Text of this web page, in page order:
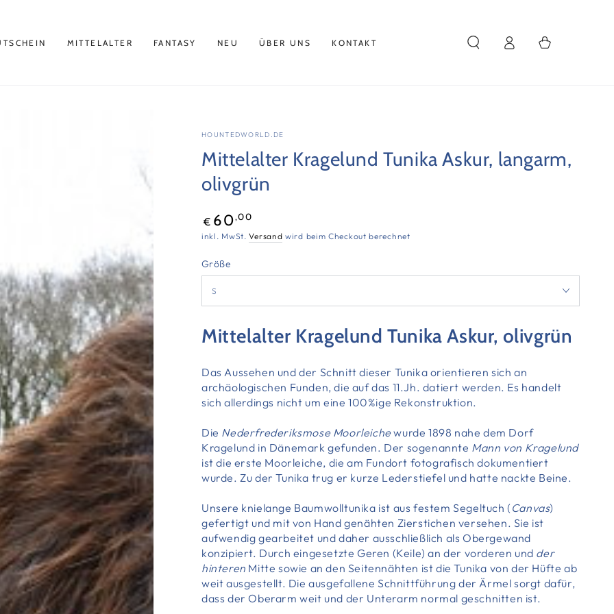
MITTELALTER FANTASY NEU ÜBER UNS KONTAKT EinloggenWarenkorb
HOUNTEDWORLD.DE
Mittelalter Kragelund Tunika Askur, langarm,
olivgrün
Regulärer
Preis
€ 60,00
inkl. MwSt.Versand wird beim Checkout berechnet
Größe
Mittelalter Kragelund Tunika Askur, olivgrün
Das Aussehen und der Schnitt dieser Tunika orientieren sich an
archäologischen Funden, die auf das 11.Jh. datiert werden. Es handelt
sich allerdings nicht um eine 100%ige Rekonstruktion.
Die Nederfrederiksmose Moorleichewurde 1898 nahe dem Dorf
Kragelund in Dänemark gefunden. Der sogenannte Mann von Kragelund
ist die erste Moorleiche, die am Fundort fotografisch dokumentiert
wurde. Zu der Tunika trug er kurze Lederstiefel und hatte nackte Beine.
Unsere knielange Baumwolltunika ist aus festem Segeltuch ( Canvas)
gefertigt und mit von Hand genähten Zierstichen versehen. Sie ist
aufwendig gearbeitet und daher ausschließlich als Obergewand
konzipiert. Durch eingesetzte Geren (Keile) an der vorderen und der
hinteren Mitte sowie an den Seitennähten ist die Tunika von der Hüfte ab
weit ausgestellt. Die ausgefallene Schnittführung der Ärmel sorgt dafür,
dass der Oberarm weit und der Unterarm normal geschnitten ist.